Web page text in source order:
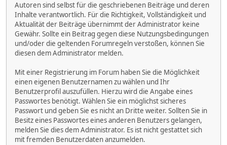
Autoren sind selbst für die geschriebenen Beiträge und deren
Inhalte verantwortlich. Für die Richtigkeit, Vollständigkeit und
Aktualität der Beiträge übernimmt der Administrator keine
Gewähr. Sollte ein Beitrag gegen diese Nutzungsbedingungen
und/oder die geltenden Forumregeln verstoßen, können Sie
diesen dem Administrator melden.
Mit einer Registrierung im Forum haben Sie die Möglichkeit
einen eigenen Benutzernamen zu wählen und Ihr
Benutzerprofil auszufüllen. Hierzu wird die Angabe eines
Passwortes benötigt. Wählen Sie ein möglichst sicheres
Passwort und geben Sie es nicht an Dritte weiter. Sollten Sie in
Besitz eines Passwortes eines anderen Benutzers gelangen,
melden Sie dies dem Administrator. Es ist nicht gestattet sich
mit fremden Benutzerdaten anzumelden.